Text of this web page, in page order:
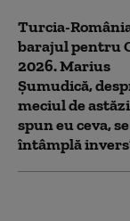
Turcia-
barajul pentru
2026. Marius
Șumudică,
meciul de
spun eu ceva, se
întâmplă